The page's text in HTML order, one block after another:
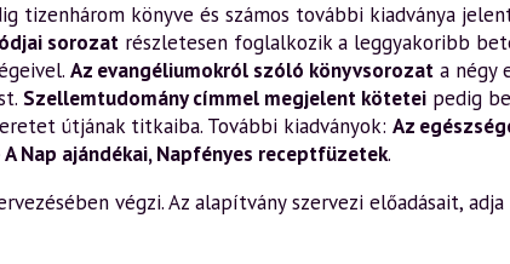
tizenhárom könyve és számos további kiadványa
sorozat részletesen foglalkozik a leggyakoribb
Az evangéliumokról szóló könyvsorozat a négy
Szellemtudomány címmel megjelent kötetei pedig
útjának titkaiba. További kiadványok: Az
Nap ajándékai,Napfényes receptfüzetek.
végzi. Az alapítvány szervezi előadásait,